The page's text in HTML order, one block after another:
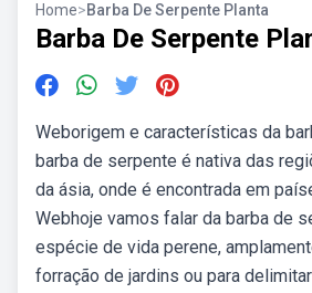
Home>Barba De Serpente Planta
Barba De Serpente
Weborigem e características da
barba de serpente é nativa das
da ásia, onde é encontrada em
Webhoje vamos falar da barba de
espécie de vida perene,
forração de jardins ou para